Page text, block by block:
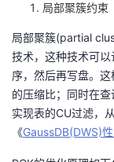
局部聚簇约束
局部聚簇(partial
技术，这种技术可
序，然后再写盘。
的压缩比；同时在
实现表的CU过滤，
《GaussDB(DWS)